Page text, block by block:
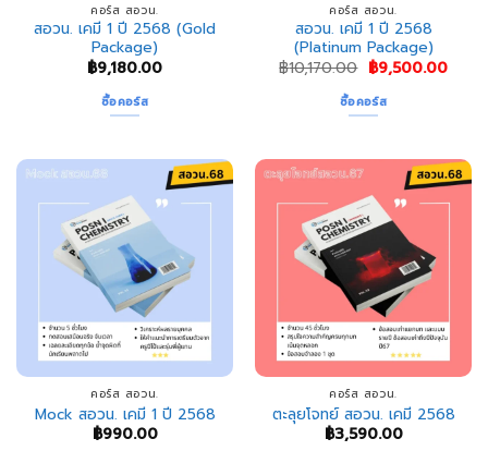
คอร์ส สอวน.
สอวน. เคมี 1 ปี 2568 (Gold
Package)
฿9,180.00
ซื้อคอร์ส
คอร์ส สอวน.
สอวน. เคมี 1 ปี 2568
(Platinum Package)
฿10,170.00 Original
price
was:
฿10,170.00.
฿9,500.00
ซื้อคอร์ส
คอร์ส สอวน.
Mock สอวน. เคมี 1 ปี 2568
฿990.00
คอร์ส สอวน.
ตะลุยโจทย์ สอวน. เคมี 2568
฿3,590.00